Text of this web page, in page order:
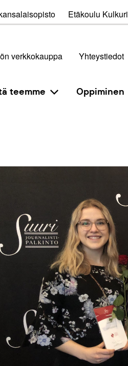
Etäkoulu Kulkuri
verkkokauppa Yhteystiedot
teemme Oppiminen